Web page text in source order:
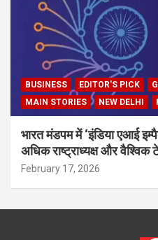
BUSINESS EDITOR'S PICK
MAIN STORIES
NEW DELHI
भारत मंडपम में ‘इंडिया एआई
अधिक राष्ट्राध्यक्ष और वैश्विक
February 17, 2026